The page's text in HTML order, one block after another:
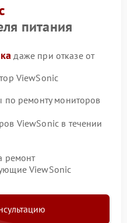
питания
даже при отказе от
ViewSonic
по ремонту мониторов
ViewSonic в течении
ремонт
ViewSonic